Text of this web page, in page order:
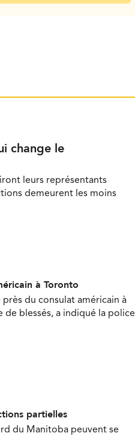
change le
leurs représentants
demeurent les moins
à Toronto
du consulat américain à
de blessés, a indiqué la police
partielles
du Manitoba peuvent se